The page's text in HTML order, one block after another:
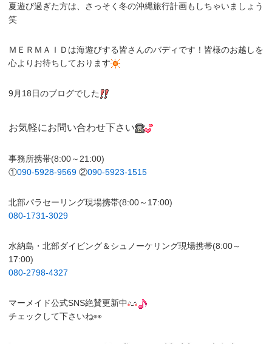
夏遊び過ぎた方は、さっそく冬の沖縄旅行計画もしちゃいましょう
笑
ＭＥＲＭＡＩＤは海遊びする皆さんのバディです！皆様のお越しを
心よりお待ちしております
9月18日のブログでした
お気軽にお問い合わせ下さい
事務所携帯(8:00～21:00)
①090-5928-9569 ②090-5923-1515
北部パラセーリング現場携帯(8:00～17:00)
080-1731-3029
水納島・北部ダイビング＆シュノーケリング現場携帯(8:00～
17:00)
080-2798-4327
マーメイド公式SNS絶賛更新中
チェックして下さいね👀